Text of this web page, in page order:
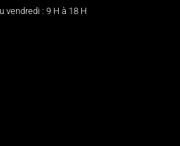
vendredi : 9 H à 18 H